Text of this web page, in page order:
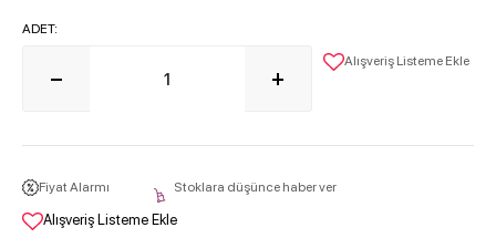
ADET:
Alışveriş Listeme Ekle
Fiyat Alarmı Stoklara düşünce haber ver
Alışveriş Listeme Ekle